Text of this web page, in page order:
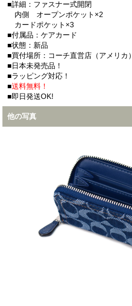
■詳細：ファスナー式開閉
内側 オープンポケット×2
カードポケット×3
■付属品：ケアカード
■状態：新品
■買付場所：コーチ直営店（アメリカ）
■日本未発売品！
■ラッピング対応！
■送料無料！
■即日発送OK!
他の写真